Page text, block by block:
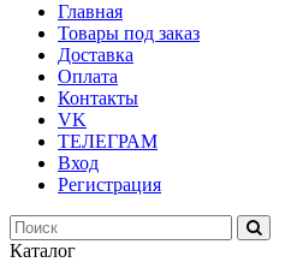
Главная
Товары под заказ
Доставка
Оплата
Контакты
VK
ТЕЛЕГРАМ
Вход
Регистрация
Каталог